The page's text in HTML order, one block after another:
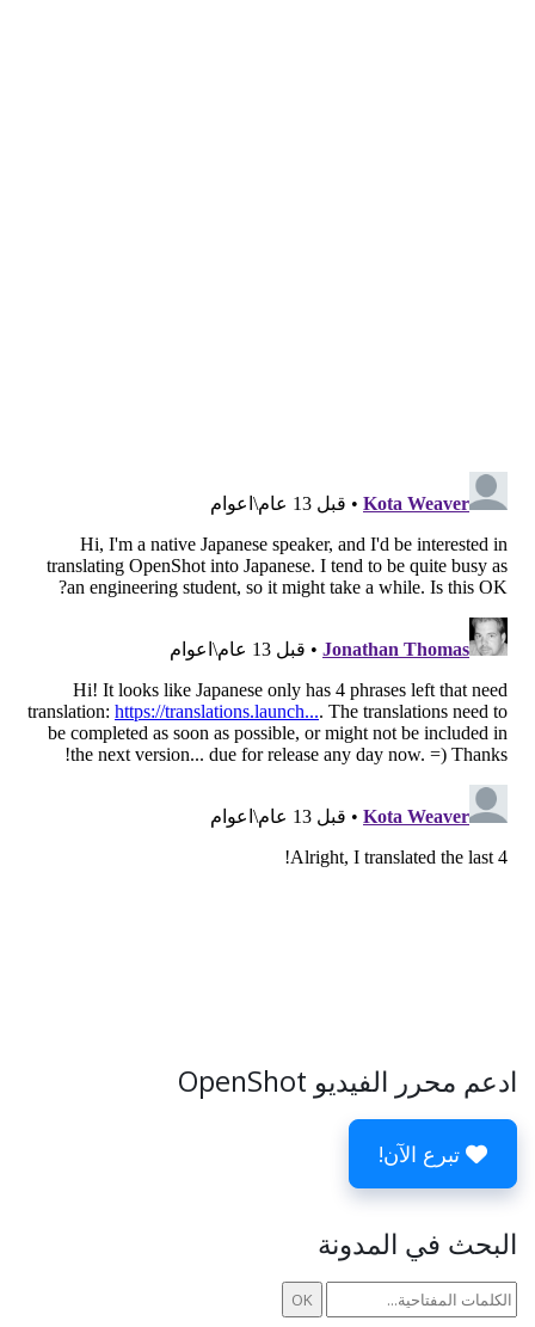
ادعم محرر الفيديو OpenShot
تبرع الآن!
البحث في المدونة